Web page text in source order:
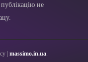
не
| massimo.in.ua.